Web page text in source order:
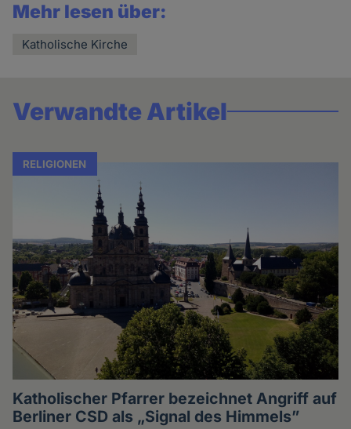
Mehr lesen über:
Katholische Kirche
Verwandte Artikel
RELIGIONEN
Katholischer Pfarrer bezeichnet Angriff auf
Berliner CSD als „Signal des Himmels”